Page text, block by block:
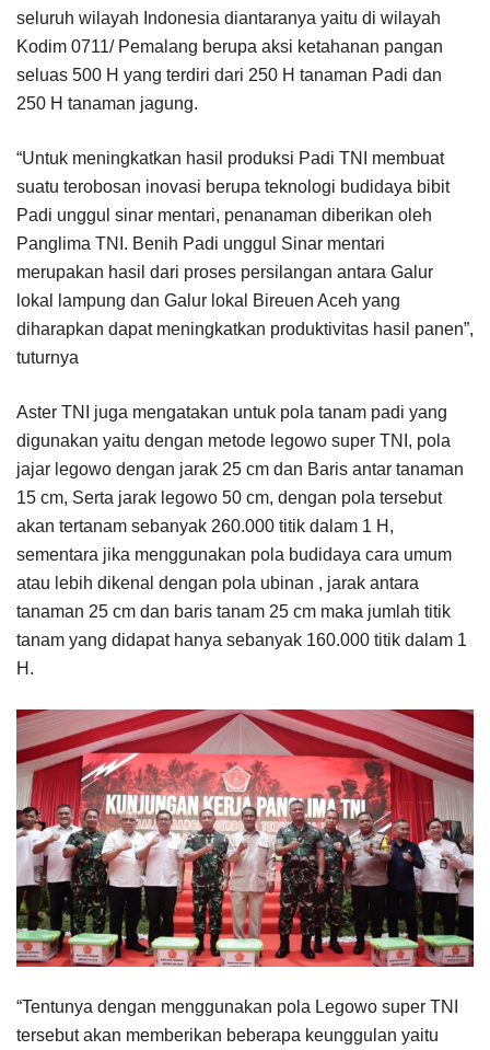
seluruh wilayah Indonesia diantaranya yaitu di wilayah
Kodim 0711/ Pemalang berupa aksi ketahanan pangan
seluas 500 H yang terdiri dari 250 H tanaman Padi dan
250 H tanaman jagung.
“Untuk meningkatkan hasil produksi Padi TNI membuat
suatu terobosan inovasi berupa teknologi budidaya bibit
Padi unggul sinar mentari, penanaman diberikan oleh
Panglima TNI. Benih Padi unggul Sinar mentari
merupakan hasil dari proses persilangan antara Galur
lokal lampung dan Galur lokal Bireuen Aceh yang
diharapkan dapat meningkatkan produktivitas hasil panen”,
tuturnya
Aster TNI juga mengatakan untuk pola tanam padi yang
digunakan yaitu dengan metode legowo super TNI, pola
jajar legowo dengan jarak 25 cm dan Baris antar tanaman
15 cm, Serta jarak legowo 50 cm, dengan pola tersebut
akan tertanam sebanyak 260.000 titik dalam 1 H,
sementara jika menggunakan pola budidaya cara umum
atau lebih dikenal dengan pola ubinan , jarak antara
tanaman 25 cm dan baris tanam 25 cm maka jumlah titik
tanam yang didapat hanya sebanyak 160.000 titik dalam 1
H.
“Tentunya dengan menggunakan pola Legowo super TNI
tersebut akan memberikan beberapa keunggulan yaitu